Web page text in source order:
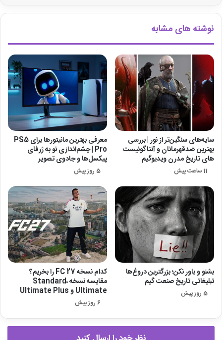
نوشته های مشابه
سایه‌های سنگین‌تر از نور | بررسی
بهترین ضدقهرمانان و آنتاگونیست
های تاریخ مدرن ویدیوگیم
11 ساعت پیش
معرفی بهترین مانیتورها برای ‎PS5
Pro‎ | چشم‌اندازی نو به ژرفای
پیکسل‌ها و جادوی تصویر
5 روز پیش
بشنو و باور نکن؛ بزرگترین دروغ‌ها
تبلیغاتی تاریخ صنعت گیم
5 روز پیش
کدام نسخه FC 27 را بخریم؟
مقایسه نسخه Standard،
Ultimate و Ultimate Plus
6 روز پیش